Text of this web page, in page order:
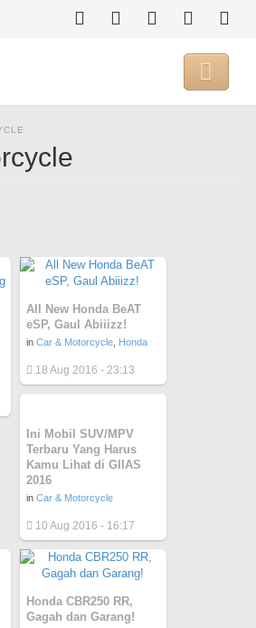

All New Honda BeAT
eSP, Gaul Abiiizz!
in Car & Motorcycle Honda
18 Aug 2016 - 23:13
Ini Mobil SUV/MPV
Terbaru Yang Harus
Kamu Lihat di GIIAS
2016
in Car & Motorcycle
10 Aug 2016 - 16:17
Honda CBR250 RR,
Gagah dan Garang!